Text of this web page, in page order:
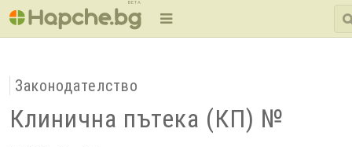
BETA
Законодателство
Клинична пътека (КП) №